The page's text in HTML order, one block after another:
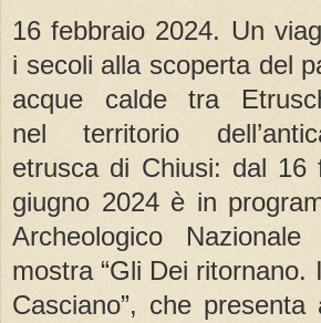
16 febbraio 2024. Un
i secoli alla scoperta del
acque calde tra
nel territorio
etrusca di Chiusi: dal 16
giugno 2024 è in
Archeologico
mostra “Gli Dei ritornano.
Casciano”, che presenta